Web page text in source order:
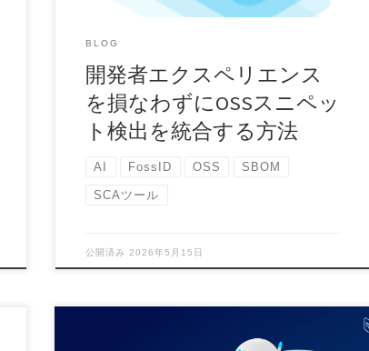
BLOG
開発者エクスペリエンス
を損なわずにOSSスニペッ
ト検出を統合する方法
AI FossID OSS SBOM
SCAツール
公開済み2026年5月15日